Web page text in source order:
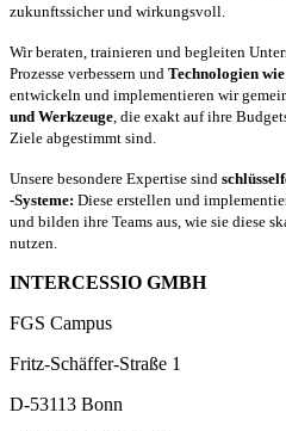
zukunftssicher und wirkungsvoll.
Wir beraten, trainieren und begleiten
Prozesse verbessern und Technologien
entwickeln und implementieren wir
und Werkzeuge , die exakt auf ihre
Ziele abgestimmt sind.
Unsere besondere Expertise sind
-Systeme: Diese erstellen und
und bilden ihre Teams aus, wie sie diese
nutzen.
INTERCESSIO GMBH
FGS Campus
Fritz-Schäffer-Straße 1
D-53113 Bonn